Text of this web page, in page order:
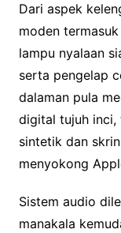
Dari aspek
moden
lampu nyalaan
serta pengelap
dalaman pula
digital tujuh inci,
sintetik dan
menyokong
Sistem audio
manakala